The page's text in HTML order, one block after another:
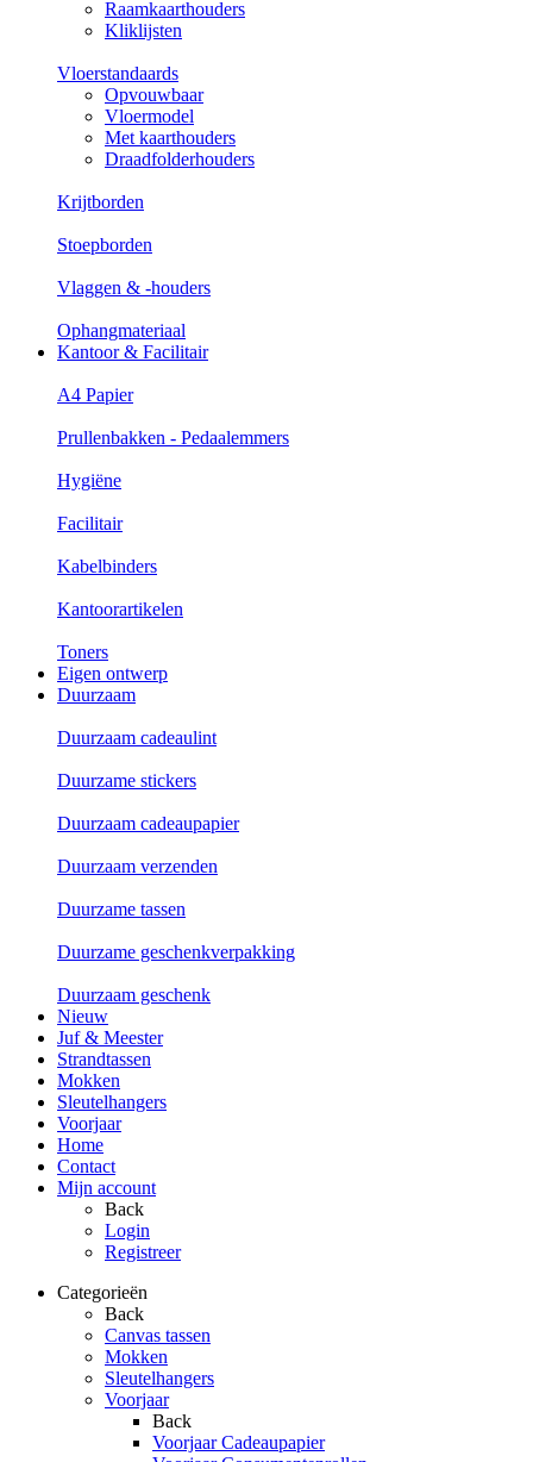
Raamkaarthouders
Kliklijsten
Vloerstandaards
Opvouwbaar
Vloermodel
Met kaarthouders
Draadfolderhouders
Krijtborden
Stoepborden
Vlaggen & -houders
Ophangmateriaal
Kantoor & Facilitair
A4 Papier
Prullenbakken - Pedaalemmers
Hygiëne
Facilitair
Kabelbinders
Kantoorartikelen
Toners
Eigen ontwerp
Duurzaam
Duurzaam cadeaulint
Duurzame stickers
Duurzaam cadeaupapier
Duurzaam verzenden
Duurzame tassen
Duurzame geschenkverpakking
Duurzaam geschenk
Nieuw
Juf & Meester
Strandtassen
Mokken
Sleutelhangers
Voorjaar
Home
Contact
Mijn account
Back
Login
Registreer
Categorieën
Back
Canvas tassen
Mokken
Sleutelhangers
Voorjaar
Back
Voorjaar Cadeaupapier